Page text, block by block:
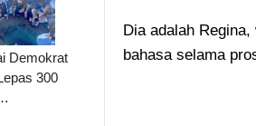
Demokrat
300
Dia adalah
bahasa selama